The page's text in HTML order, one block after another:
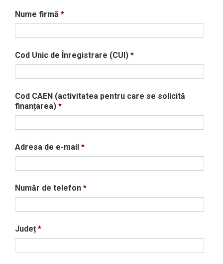
Nume firmă *
Cod Unic de Înregistrare (CUI) *
Cod CAEN (activitatea pentru care se solicită
finanțarea) *
Adresa de e-mail *
Număr de telefon *
Județ *